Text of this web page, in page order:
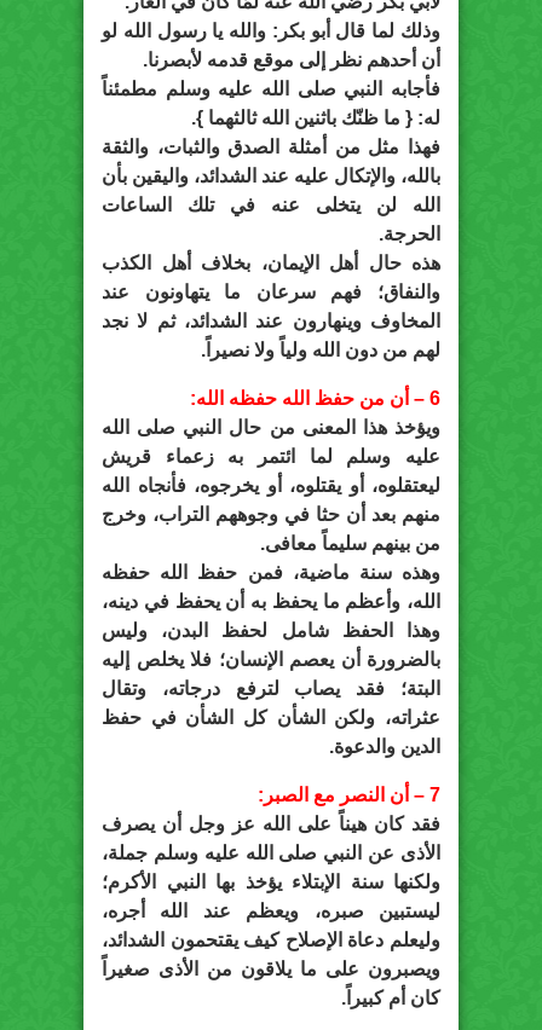
وذلك لما قال أبو بكر: والله يا رسول الله لو
أن أحدهم نظر إلى موقع قدمه لأبصرنا.
فأجابه النبي صلى الله عليه وسلم مطمئناً
له: { ما ظنّك باثنين الله ثالثهما }.
فهذا مثل من أمثلة الصدق والثبات، والثقة
بالله، والإتكال عليه عند الشدائد، واليقين بأن
الله لن يتخلى عنه في تلك الساعات
الحرجة.
هذه حال أهل الإيمان، بخلاف أهل الكذب
والنفاق؛ فهم سرعان ما يتهاونون عند
المخاوف وينهارون عند الشدائد، ثم لا نجد
لهم من دون الله ولياً ولا نصيراً.
6 – أن من حفظ الله حفظه الله:
ويؤخذ هذا المعنى من حال النبي صلى الله
عليه وسلم لما ائتمر به زعماء قريش
ليعتقلوه، أو يقتلوه، أو يخرجوه، فأنجاه الله
منهم بعد أن حثا في وجوههم التراب، وخرج
من بينهم سليماً معافى.
وهذه سنة ماضية، فمن حفظ الله حفظه
الله، وأعظم ما يحفظ به أن يحفظ في دينه،
وهذا الحفظ شامل لحفظ البدن، وليس
بالضرورة أن يعصم الإنسان؛ فلا يخلص إليه
البتة؛ فقد يصاب لترفع درجاته، وتقال
عثراته، ولكن الشأن كل الشأن في حفظ
الدين والدعوة.
7 – أن النصر مع الصبر:
فقد كان هيناً على الله عز وجل أن يصرف
الأذى عن النبي صلى الله عليه وسلم جملة،
ولكنها سنة الإبتلاء يؤخذ بها النبي الأكرم؛
ليستبين صبره، ويعظم عند الله أجره،
وليعلم دعاة الإصلاح كيف يقتحمون الشدائد،
ويصبرون على ما يلاقون من الأذى صغيراً
كان أم كبيراً.